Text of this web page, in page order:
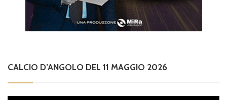
CALCIO D’ANGOLO DEL 11 MAGGIO 2026